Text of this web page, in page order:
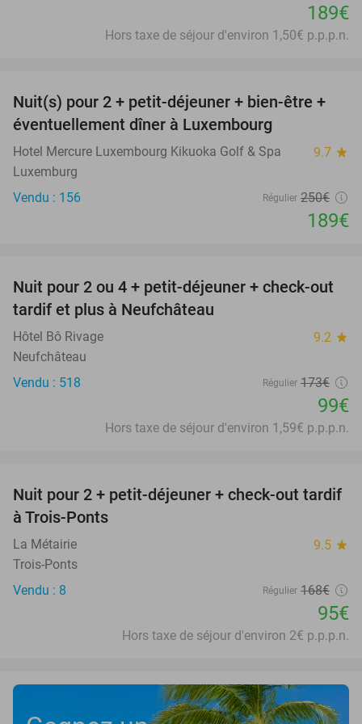
189€
Hors taxe de séjour d'environ 1,50€ p.p.p.n.
24%
Nuit(s) pour 2 + petit-déjeuner + bien-être +
éventuellement dîner à Luxembourg
Hotel Mercure Luxembourg Kikuoka Golf & Spa 9.7 star
Luxemburg
Vendu : 156
Régulier 250€
189€
43%
Nuit pour 2 ou 4 + petit-déjeuner + check-out
tardif et plus à Neufchâteau
Hôtel Bô Rivage 9.2 star
Neufchâteau
Vendu : 518
Régulier 173€
99€
Hors taxe de séjour d'environ 1,59€ p.p.p.n.
43%
Nuit pour 2 + petit-déjeuner + check-out tardif
à Trois-Ponts
La Métairie 9.5 star
Trois-Ponts
Vendu : 8
Régulier 168€
95€
Hors taxe de séjour d'environ 2€ p.p.p.n.